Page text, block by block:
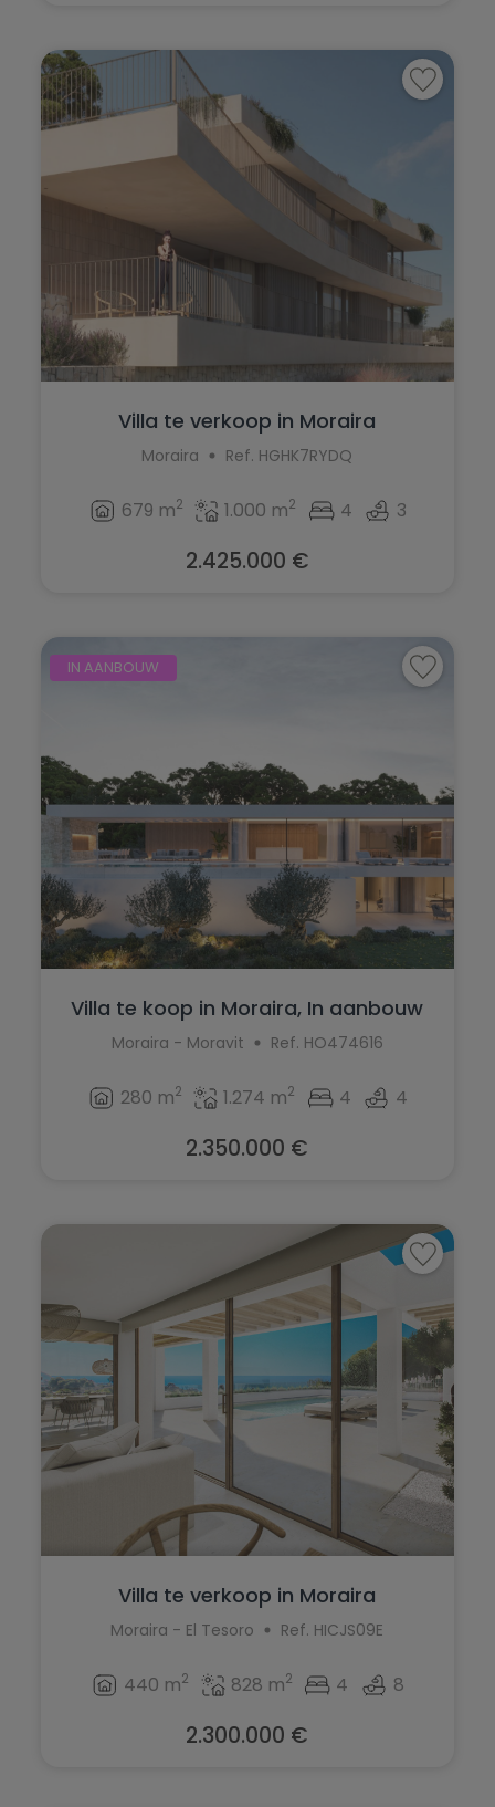
Villa te verkoop in Moraira
Moraira Ref. HGHK7RYDQ
679 m2 1.000 m2 4 3
2.425.000 €
IN AANBOUW
Villa te koop in Moraira, In aanbouw
Moraira - Moravit Ref. HO474616
280 m2 1.274 m2 4 4
2.350.000 €
Villa te verkoop in Moraira
Moraira - El Tesoro Ref. HICJS09E
440 m2 828 m2 4 8
2.300.000 €